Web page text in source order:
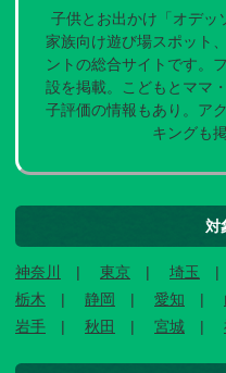
子供とお出かけ「オデッ
家族向け遊び場スポット
ントの総合サイトです。
設を掲載。こどもとママ
子評価の情報もあり。ア
キングも
対
神奈川 東京 埼玉
栃木
静岡 愛知
岩手
秋田 宮城